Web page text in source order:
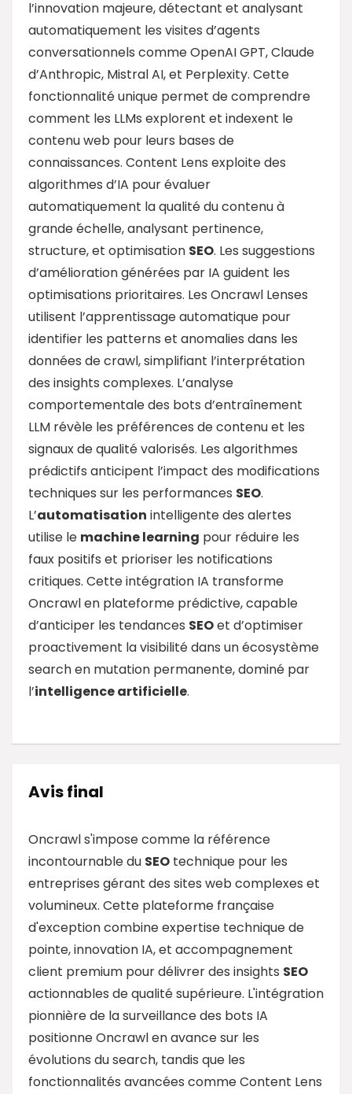
l’innovation majeure, détectant et analysant
automatiquement les visites d’agents
conversationnels comme OpenAI GPT, Claude
d’Anthropic, Mistral AI, et Perplexity. Cette
fonctionnalité unique permet de comprendre
comment les LLMs explorent et indexent le
contenu web pour leurs bases de
connaissances. Content Lens exploite des
algorithmes d’IA pour évaluer
automatiquement la qualité du contenu à
grande échelle, analysant pertinence,
structure, et optimisation SEO. Les suggestions
d’amélioration générées par IA guident les
optimisations prioritaires. Les Oncrawl Lenses
utilisent l’apprentissage automatique pour
identifier les patterns et anomalies dans les
données de crawl, simplifiant l’interprétation
des insights complexes. L’analyse
comportementale des bots d’entraînement
LLM révèle les préférences de contenu et les
signaux de qualité valorisés. Les algorithmes
prédictifs anticipent l’impact des modifications
techniques sur les performances SEO.
L’automatisation intelligente des alertes
utilise le machine learning pour réduire les
faux positifs et prioriser les notifications
critiques. Cette intégration IA transforme
Oncrawl en plateforme prédictive, capable
d’anticiper les tendances SEOet d’optimiser
proactivement la visibilité dans un écosystème
search en mutation permanente, dominé par
l’intelligence artificielle.
Avis final
Oncrawl s'impose comme la référence
incontournable du SEO technique pour les
entreprises gérant des sites web complexes et
volumineux. Cette plateforme française
d'exception combine expertise technique de
pointe, innovation IA, et accompagnement
client premium pour délivrer des insights SEO
actionnables de qualité supérieure. L'intégration
pionnière de la surveillance des bots IA
positionne Oncrawl en avance sur les
évolutions du search, tandis que les
fonctionnalités avancées comme Content Lens